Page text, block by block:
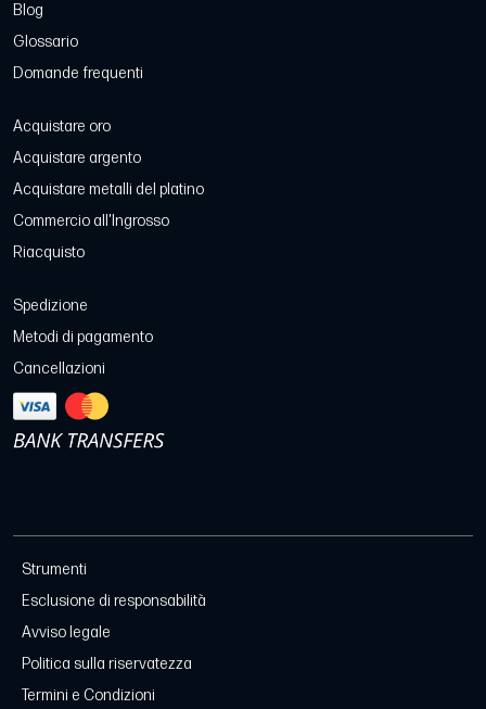
Blog
Glossario
Domande frequenti
Acquistare oro
Acquistare argento
Acquistare metalli del platino
Commercio all'Ingrosso
Riacquisto
Spedizione
Metodi di pagamento
Cancellazioni
Strumenti
Esclusione di responsabilità
Avviso legale
Politica sulla riservatezza
Termini e Condizioni